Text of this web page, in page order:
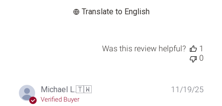
Translate to English
Was this review helpful?
1
0
Michael L. 🇹🇼
Verified Buyer
11/19/25